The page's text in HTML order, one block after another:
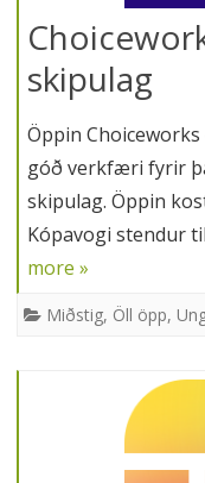
skipulag
Öppin
góð verkfæri fyrir
skipulag. Öppin
Kópavogi stendur
more »
Miðstig, Öll öpp,